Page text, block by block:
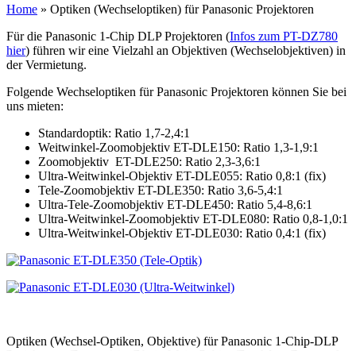
Home » Optiken (Wechseloptiken) für Panasonic Projektoren
Für die Panasonic 1-Chip DLP Projektoren (Infos zum PT-DZ780
hier) führen wir eine Vielzahl an Objektiven (Wechselobjektiven) in
der Vermietung.
Folgende Wechseloptiken für Panasonic Projektoren können Sie bei
uns mieten:
Standardoptik: Ratio 1,7-2,4:1
Weitwinkel-Zoomobjektiv ET-DLE150: Ratio 1,3-1,9:1
Zoomobjektiv ET-DLE250: Ratio 2,3-3,6:1
Ultra-Weitwinkel-Objektiv ET-DLE055: Ratio 0,8:1 (fix)
Tele-Zoomobjektiv ET-DLE350: Ratio 3,6-5,4:1
Ultra-Tele-Zoomobjektiv ET-DLE450: Ratio 5,4-8,6:1
Ultra-Weitwinkel-Zoomobjektiv ET-DLE080: Ratio 0,8-1,0:1
Ultra-Weitwinkel-Objektiv ET-DLE030: Ratio 0,4:1 (fix)
Optiken (Wechsel-Optiken, Objektive) für Panasonic 1-Chip-DLP